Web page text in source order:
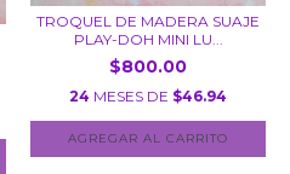
TROQUEL DE MADERA SUAJE
PLAY-DOH MINI LU...
$800.00
24 MESES DE $46.94
AGREGAR AL CARRITO